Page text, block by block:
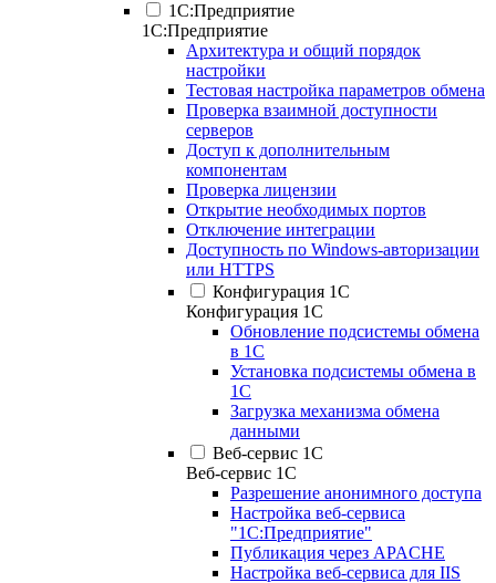
1С:Предприятие
1С:Предприятие
Архитектура и общий порядок
настройки
Тестовая настройка параметров обмена
Проверка взаимной доступности
серверов
Доступ к дополнительным
компонентам
Проверка лицензии
Открытие необходимых портов
Отключение интеграции
Доступность по Windows-авторизации
или HTTPS
Конфигурация 1С
Конфигурация 1С
Обновление подсистемы обмена
в 1С
Установка подсистемы обмена в
1С
Загрузка механизма обмена
данными
Веб-сервис 1С
Веб-сервис 1С
Разрешение анонимного доступа
Настройка веб-сервиса
"1С:Предприятие"
Публикация через APACHE
Настройка веб-сервиса для IIS